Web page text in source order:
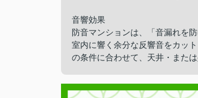
音響効果
防音マンションは、「音漏れを
室内に響く余分な反響音をカッ
の条件に合わせて、天井・また